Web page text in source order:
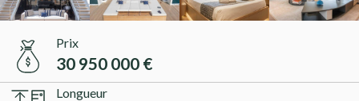
Prix
30 950 000 €
Longueur